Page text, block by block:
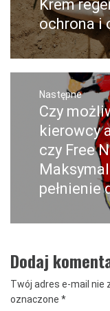
Poprzedni
wpis:
Krem
ochrona i
Następne
Następny
post:
Czy
kierowcy
czy Free
Dodaj
Twój adres e-mail nie
oznaczone *